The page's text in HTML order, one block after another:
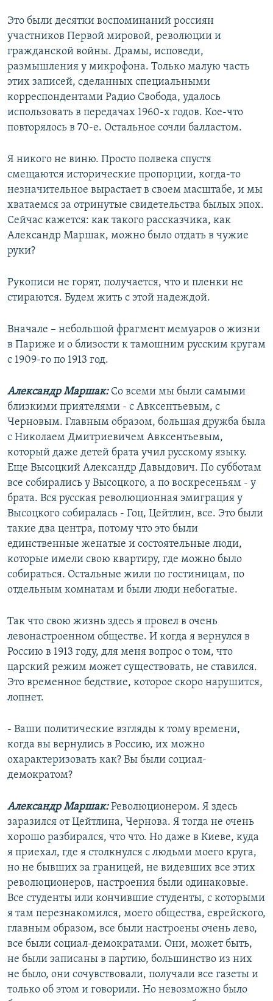
Это были десятки воспоминаний россиян
участников Первой мировой, революции и
гражданской войны. Драмы, исповеди,
размышления у микрофона. Только малую часть
этих записей, сделанных специальными
корреспондентами Радио Свобода, удалось
использовать в передачах 1960-х годов. Кое-что
повторялось в 70-е. Остальное сочли балластом.
Я никого не виню. Просто полвека спустя
смещаются исторические пропорции, когда-то
незначительное вырастает в своем масштабе, и мы
хватаемся за отринутые свидетельства былых эпох.
Сейчас кажется: как такого рассказчика, как
Александр Маршак, можно было отдать в чужие
руки?
Рукописи не горят, получается, что и пленки не
стираются. Будем жить с этой надеждой.
Вначале – небольшой фрагмент мемуаров о жизни
в Париже и о близости к тамошним русским кругам
с 1909-го по 1913 год.
Александр Маршак: Со всеми мы были самыми
близкими приятелями - с Авксентьевым, с
Черновым. Главным образом, большая дружба была
с Николаем Дмитриевичем Авксентьевым,
который даже детей брата учил русскому языку.
Еще Высоцкий Александр Давыдович. По субботам
все собирались у Высоцкого, а по воскресеньям - у
брата. Вся русская революционная эмиграция у
Высоцкого собиралась - Гоц, Цейтлин, все. Это были
такие два центра, потому что это были
единственные женатые и состоятельные люди,
которые имели свою квартиру, где можно было
собираться. Остальные жили по гостиницам, по
отдельным комнатам и были люди небогатые.
Так что свою жизнь здесь я провел в очень
левонастроенном обществе. И когда я вернулся в
Россию в 1913 году, для меня вопрос о том, что
царский режим может существовать, не ставился.
Это временное бедствие, которое скоро нарушится,
лопнет.
- Ваши политические взгляды к тому времени,
когда вы вернулись в Россию, их можно
охарактеризовать как? Вы были социал-
демократом?
Александр Маршак:Революционером. Я здесь
заразился от Цейтлина, Чернова. Я тогда не очень
хорошо разбирался, что что. Но даже в Киеве, куда
я приехал, где я столкнулся с людьми моего круга,
но не бывших за границей, не видевших все этих
революционеров, настроения были одинаковые.
Все студенты или кончившие студенты, с которыми
я там перезнакомился, моего общества, еврейского,
главным образом, все были настроены очень лево,
все были социал-демократами. Они, может быть,
не были записаны в партию, большинство из них
не было, они сочувствовали, получали все газеты и
только об этом и говорили. Но невозможно было